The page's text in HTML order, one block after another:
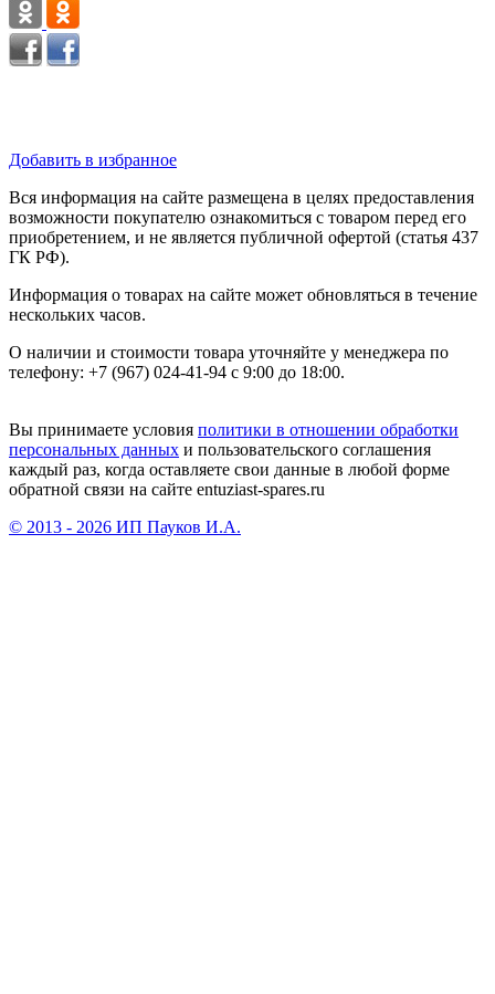
Добавить в избранное
Вся информация на сайте размещена в целях предоставления
возможности покупателю ознакомиться с товаром перед его
приобретением, и не является публичной офертой (статья 437
ГК РФ).
Информация о товарах на сайте может обновляться в течение
нескольких часов.
О наличии и стоимости товара уточняйте у менеджера по
телефону: +7 (967) 024-41-94 с 9:00 до 18:00.
Вы принимаете условия политики в отношении обработки
персональных данных и пользовательского соглашения
каждый раз, когда оставляете свои данные в любой форме
обратной связи на сайте entuziast-spares.ru
© 2013 - 2026 ИП Пауков И.А.